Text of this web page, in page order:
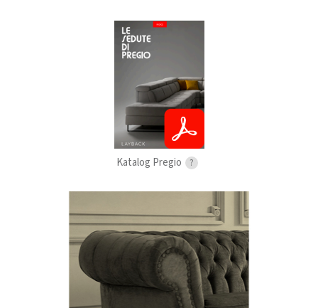
Katalog Pregio ?